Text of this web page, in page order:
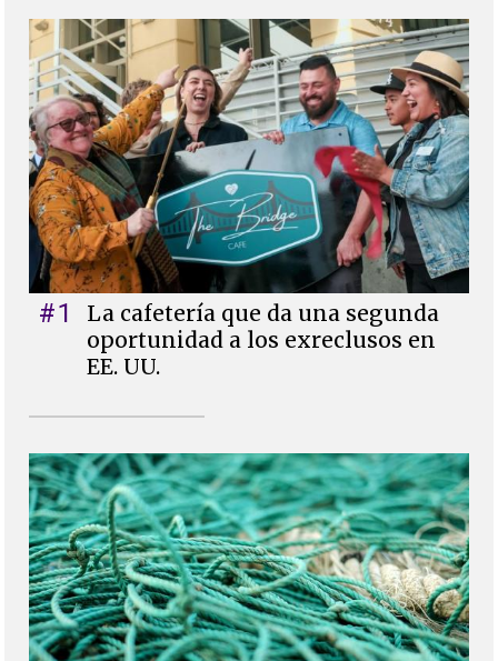
#1
La cafetería que da una segunda
oportunidad a los exreclusos en
EE. UU.